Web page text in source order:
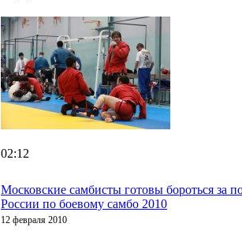
02:12
Московские самбисты готовы бороться за
России по боевому самбо 2010
12 февраля 2010